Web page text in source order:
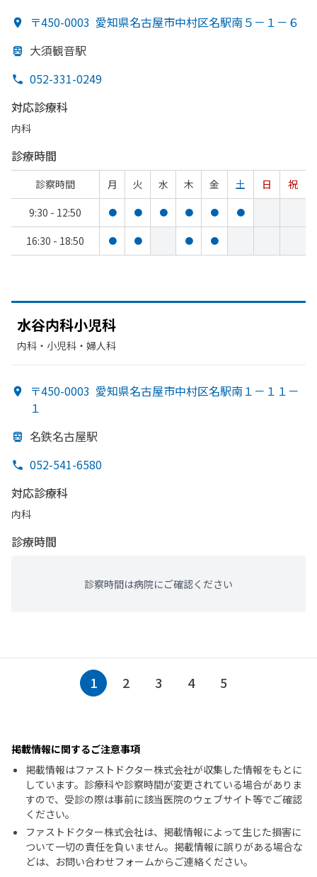
〒450-0003 愛知県名古屋市中村区名駅南５－１－６
大須観音駅
052-331-0249
対応診療科
内科
診療時間
診察時間 月 火 水 木 金 土 日
祝
9:30 - 12:50
● ● ● ● ● ●
16:30 - 18:50 ● ● ● ●
水谷内科小児科
内科・​小児科・​婦人科
〒450-0003 愛知県名古屋市中村区名駅南１－１１－
１
名鉄名古屋駅
052-541-6580
対応診療科
内科
診療時間
診察時間は病院にご確認ください
1 2 3 4 5
掲載情報に関するご注意事項
掲載情報はファストドクター株式会社が収集した情報をもとに
しています。診療科や診察時間が変更されている場合がありま
すので、受診の際は事前に該当医院のウェブサイト等でご確認
ください。
ファストドクター株式会社は、掲載情報によって生じた損害に
ついて一切の責任を負いません。掲載情報に誤りがある場合な
どは、お問い合わせフォームからご連絡ください。